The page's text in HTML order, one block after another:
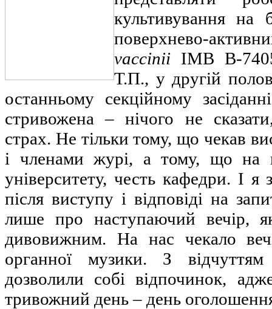
культивування на
поверхнево-
vaccinii IMB B-
Т.П., у другій
останньому секційному
стривожена – нічого не
страх. Не тільки тому, що чекав
і членами журі, а тому, що на
університету, честь кафедри. І
після виступу і відповіді на
лише про наступаючий вечір,
дивовижним. На нас чекало
органної музики. З
дозволили собі відпочинок,
тривожний день – день